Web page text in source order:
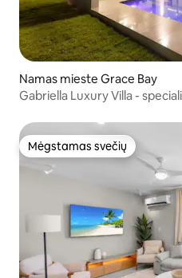
Namas mieste Grace Bay
Gabriella Luxury Villa -
Mėgstamas svečių
Mėgstamas svečių